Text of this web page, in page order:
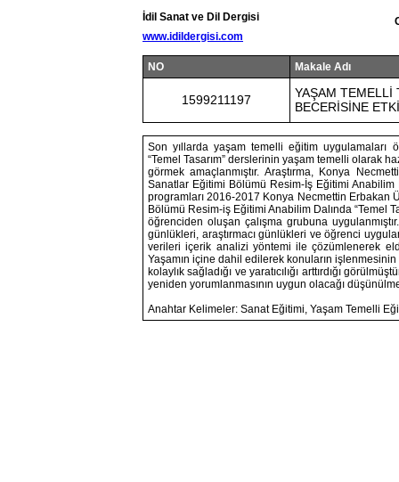
İdil Sanat ve Dil Dergisi
www.idildergisi.com
NO Makale Adı
1599211197
YAŞAM TEMELLİ
BECERİSİNE
Son yıllarda yaşam temelli eğitim uygulamaları
“Temel Tasarım” derslerinin yaşam temelli olarak
görmek amaçlanmıştır. Araştırma, Konya
Sanatlar Eğitimi Bölümü Resim-İş Eğitimi Anabilim
programları 2016-2017 Konya Necmettin Erbakan
Bölümü Resim-iş Eğitimi Anabilim Dalında “Temel
öğrenciden oluşan çalışma grubuna
günlükleri, araştırmacı günlükleri ve öğrenci
verileri içerik analizi yöntemi ile çözümlenerek
Yaşamın içine dahil edilerek konuların işlenmesinin
kolaylık sağladığı ve yaratıcılığı arttırdığı
yeniden yorumlanmasının uygun olacağı
Anahtar Kelimeler: Sanat Eğitimi, Yaşam Temelli